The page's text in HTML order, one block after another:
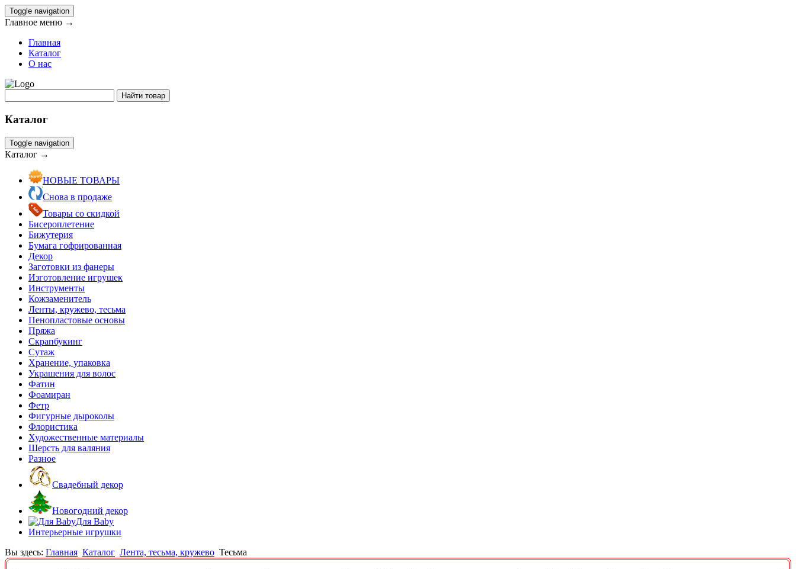
Toggle navigation
Главное меню →
Главная
Каталог
О нас
Каталог
Toggle navigation
Каталог →
НОВЫЕ ТОВАРЫ
Снова в продаже
Товары со скидкой
Бисероплетение
Бижутерия
Бумага гофрированная
Декор
Заготовки из фанеры
Изготовление игрушек
Инструменты
Кожзаменитель
Ленты, кружево, тесьма
Пенопластовые основы
Пряжа
Скрапбукинг
Сутаж
Хранение, упаковка
Украшения для волос
Фатин
Фоамиран
Фетр
Фигурные дыроколы
Флористика
Художественные материалы
Шерсть для валяния
Разное
Свадебный декор
Новогодний декор
Для Baby
Интерьерные игрушки
Вы здесь: Главная Каталог Лента, тесьма, кружево Тесьма